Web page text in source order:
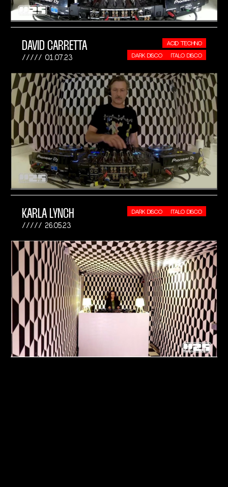
DAVID CARRETTA
01.07.23
ACID TECHNO
DARK DISCO ITALO DISCO
KARLA LYNCH
26.05.23
DARK DISCO ITALO DISCO